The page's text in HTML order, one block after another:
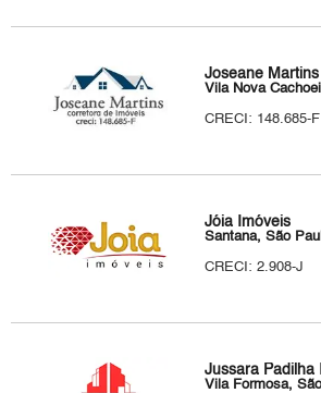
Joseane
Vila Nova
CRECI: 148.685-F
Jóia Imóveis
Santana, São
CRECI: 2.908-J
Jussara Padilha
Vila Formosa,